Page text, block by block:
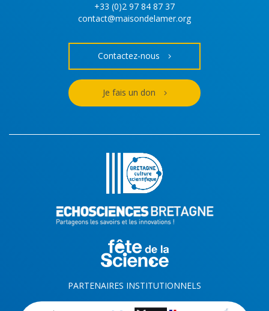
+33 (0)2 97 84 87 37
contact@maisondelamer.org
Contactez-nous
Je fais un don
PARTENAIRES INSTITUTIONNELS